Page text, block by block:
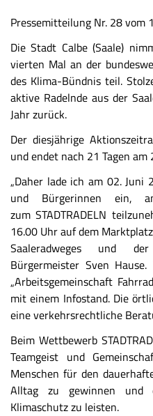
Pressemitteilung Nr. 28 vom
Die Stadt Calbe (Saale)
vierten Mal an der
des Klima-Bündnis teil.
aktive Radelnde aus der
Jahr zurück.
Der diesjährige
und endet nach 21 Tagen am
„Daher lade ich am 02.
und Bürgerinnen ein,
zum STADTRADELN
16.00 Uhr auf dem
Saaleradweges und
Bürgermeister Sven
„Arbeitsgemeinschaft
mit einem Infostand. Die
eine verkehrsrechtliche
Beim Wettbewerb
Teamgeist und
Menschen für den
Alltag zu gewinnen und
Klimaschutz zu leisten.